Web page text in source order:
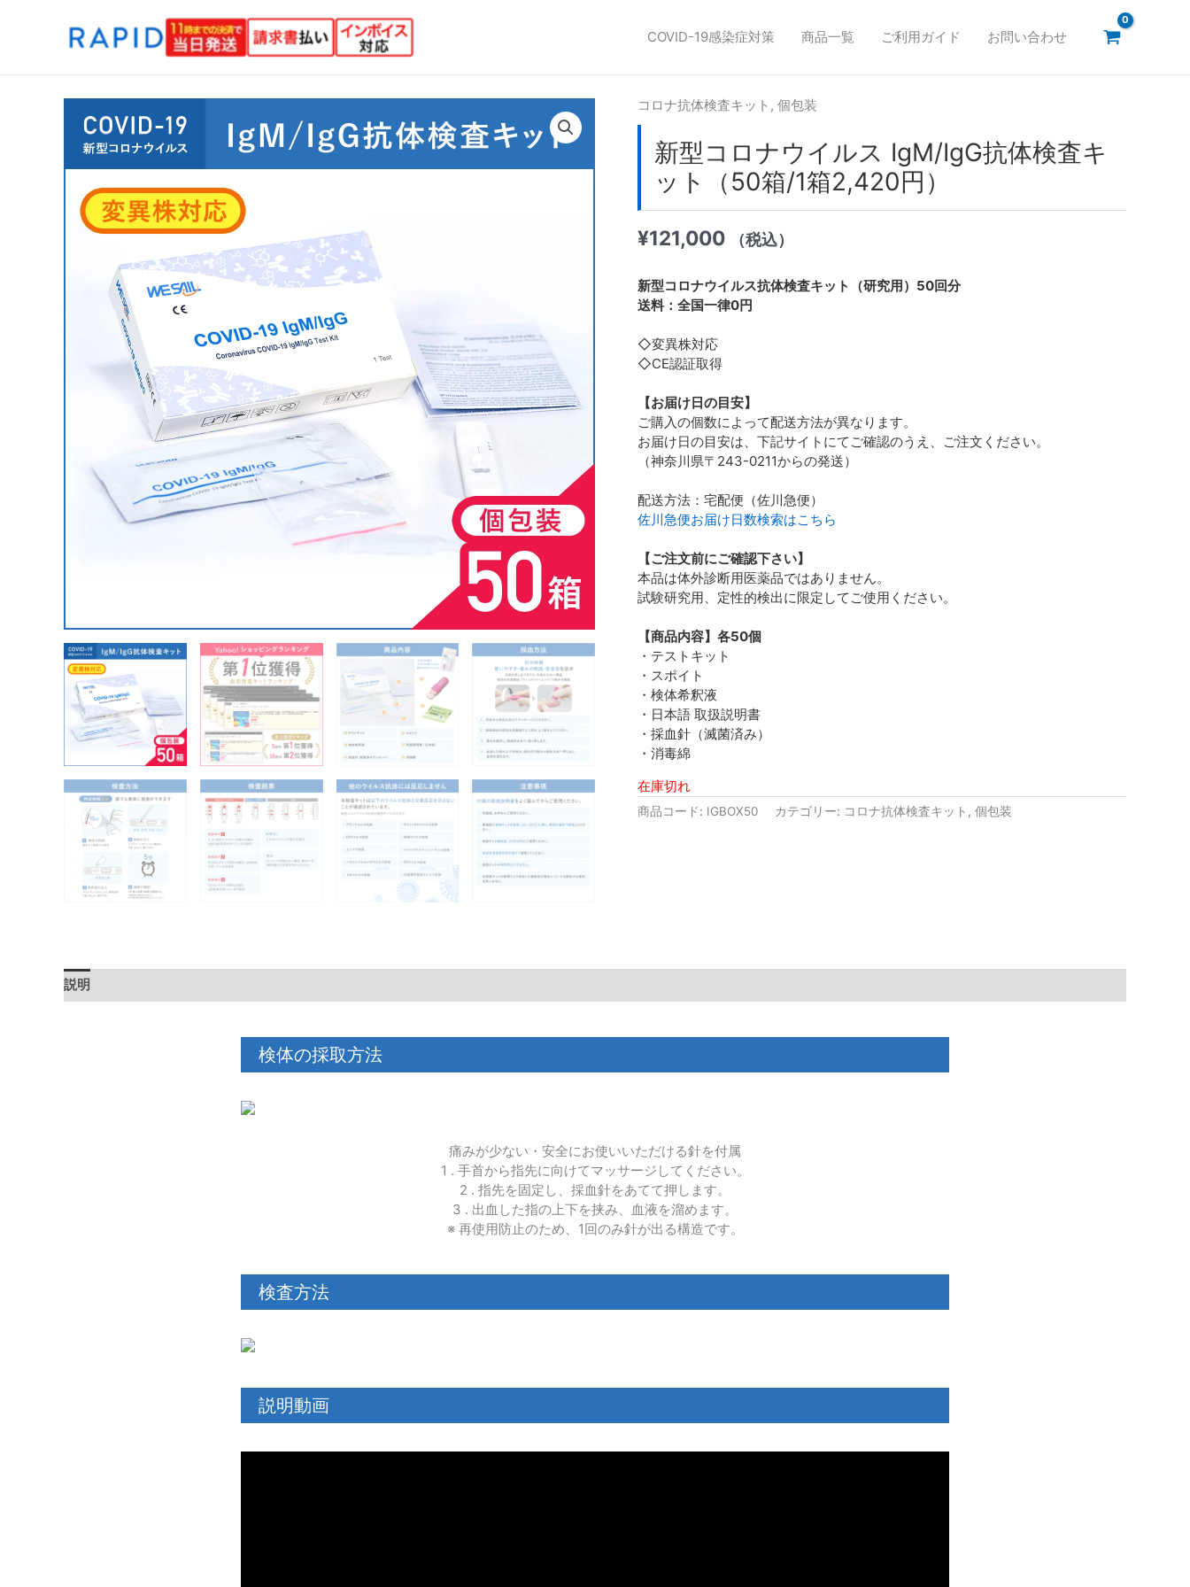
内
COVID-19感染症対策 商品一覧 ご利用ガイド お問い合わせ
コロナ抗体検査キット , 個包装
新型コロナウイルス IgM/IgG抗体検査キ
ット（50箱/1箱2,420円）
¥121,000 （税込）
新型コロナウイルス抗体検査キット（研究用）50回分
送料：全国一律0円
◇変異株対応
◇CE認証取得
【お届け日の目安】
ご購入の個数によって配送方法が異なります。
お届け日の目安は、下記サイトにてご確認のうえ、ご注文ください。
（神奈川県〒243-0211からの発送）
配送方法：宅配便（佐川急便）
佐川急便お届け日数検索はこちら
【ご注文前にご確認下さい】
本品は体外診断用医薬品ではありません。
試験研究用、定性的検出に限定してご使用ください。
【商品内容】各50個
・テストキット
・スポイト
・検体希釈液
・日本語 取扱説明書
・採血針（滅菌済み）
・消毒綿
在庫切れ
商品コード: IGBOX50 カテゴリー: コロナ抗体検査キット , 個包装
説明
検体の採取方法
痛みが少ない・安全にお使いいただける針を付属
1 . 手首から指先に向けてマッサージしてください。
2 . 指先を固定し、採血針をあてて押します。
3 . 出血した指の上下を挟み、血液を溜めます。
※ 再使用防止のため、1回のみ針が出る構造です。
検査方法
説明動画